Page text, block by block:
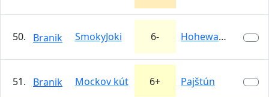
50. Branik SmokyJoki 6- Hohewand
51. Branik Mockov kút 6+ Pajštún